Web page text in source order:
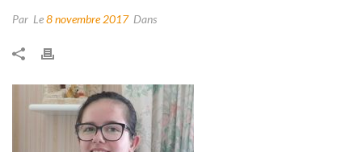
Par Le8 novembre 2017 Dans